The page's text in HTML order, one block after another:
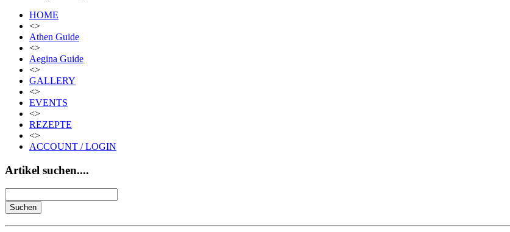
HOME
<>
Athen Guide
<>
Aegina Guide
<>
GALLERY
<>
EVENTS
<>
REZEPTE
<>
ACCOUNT / LOGIN
Artikel suchen....